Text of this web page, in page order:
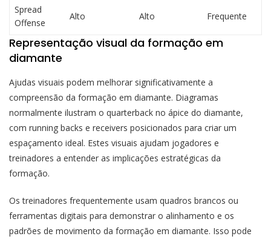
Spread
Offense
Alto Alto Frequente
Representação visual da formação em
diamante
Ajudas visuais podem melhorar significativamente a
compreensão da formação em diamante. Diagramas
normalmente ilustram o quarterback no ápice do diamante,
com running backs e receivers posicionados para criar um
espaçamento ideal. Estes visuais ajudam jogadores e
treinadores a entender as implicações estratégicas da
formação.
Os treinadores frequentemente usam quadros brancos ou
ferramentas digitais para demonstrar o alinhamento e os
padrões de movimento da formação em diamante. Isso pode